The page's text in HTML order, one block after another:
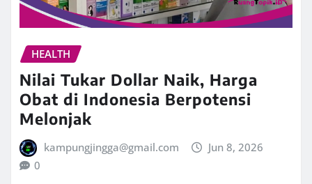
HEALTH
Nilai Tukar Dollar Naik, Harga
Obat di Indonesia Berpotensi
Melonjak
kampungjingga@gmail.com
Jun 8, 2026
0